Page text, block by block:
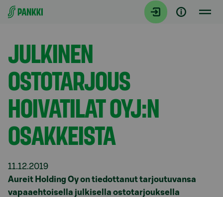
Siirry suoraan sisältöön
Tiedotteet
JULKINEN
OSTOTARJOUS
HOIVATILAT OYJ:N
OSAKKEISTA
11.12.2019
Aureit Holding Oy on tiedottanut tarjoutuvansa
vapaaehtoisella julkisella ostotarjouksella